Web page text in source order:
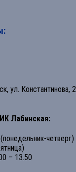
ул. Константинова, 2
Лабинская:
четверг)
– 13.50